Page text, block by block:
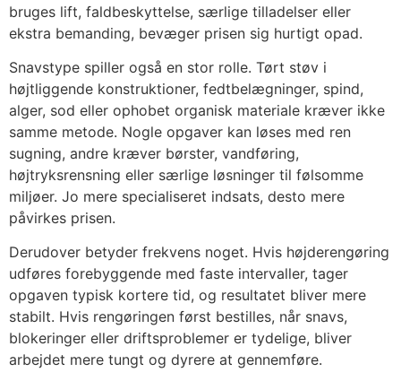
bruges lift, faldbeskyttelse, særlige tilladelser eller
ekstra bemanding, bevæger prisen sig hurtigt opad.
Snavstype spiller også en stor rolle. Tørt støv i
højtliggende konstruktioner, fedtbelægninger, spind,
alger, sod eller ophobet organisk materiale kræver ikke
samme metode. Nogle opgaver kan løses med ren
sugning, andre kræver børster, vandføring,
højtryksrensning eller særlige løsninger til følsomme
miljøer. Jo mere specialiseret indsats, desto mere
påvirkes prisen.
Derudover betyder frekvens noget. Hvis højderengøring
udføres forebyggende med faste intervaller, tager
opgaven typisk kortere tid, og resultatet bliver mere
stabilt. Hvis rengøringen først bestilles, når snavs,
blokeringer eller driftsproblemer er tydelige, bliver
arbejdet mere tungt og dyrere at gennemføre.